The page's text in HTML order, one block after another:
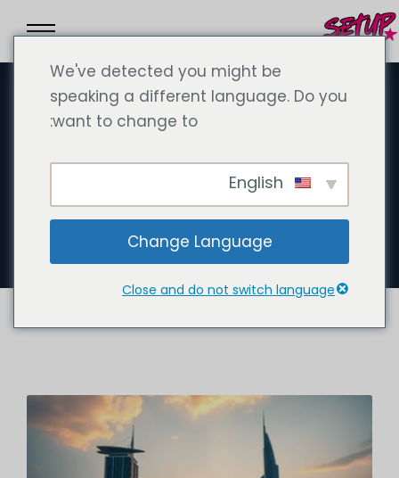
مزايا تأسيس الشركات الخارجية في
الإمارات العربية المتحدة مع شركة
SetupCo LLC
We've detected you might be
speaking a different language. Do you
want to change to:
Change Language
Close and do not switch language